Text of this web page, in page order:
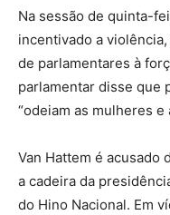
Na sessão de quinta-
incentivado a
de parlamentares à
parlamentar disse que
“odeiam as mulheres e
Van Hattem é acusado
a cadeira da
do Hino Nacional. Em